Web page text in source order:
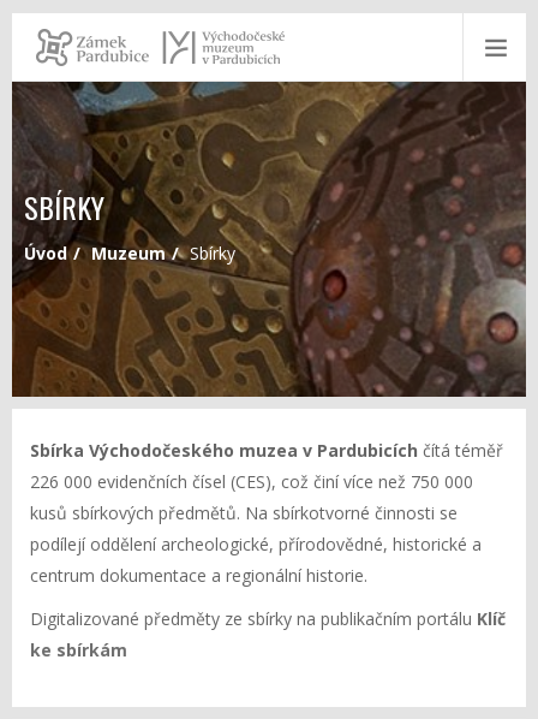
SBÍRKY
Úvod Muzeum Sbírky
Sbírka Východočeského muzea v Pardubicích čítá téměř
226 000 evidenčních čísel (CES), což činí více než 750 000
kusů sbírkových předmětů. Na sbírkotvorné činnosti se
podílejí oddělení archeologické, přírodovědné, historické a
centrum dokumentace a regionální historie.
Digitalizované předměty ze sbírky na publikačním portálu Klíč
ke sbírkám